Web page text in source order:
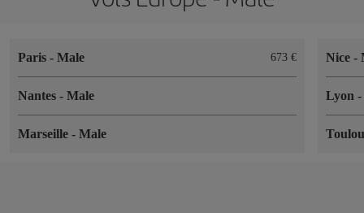
Paris - Male 673 €
Nantes - Male
Marseille - Male
Nice-
Lyon